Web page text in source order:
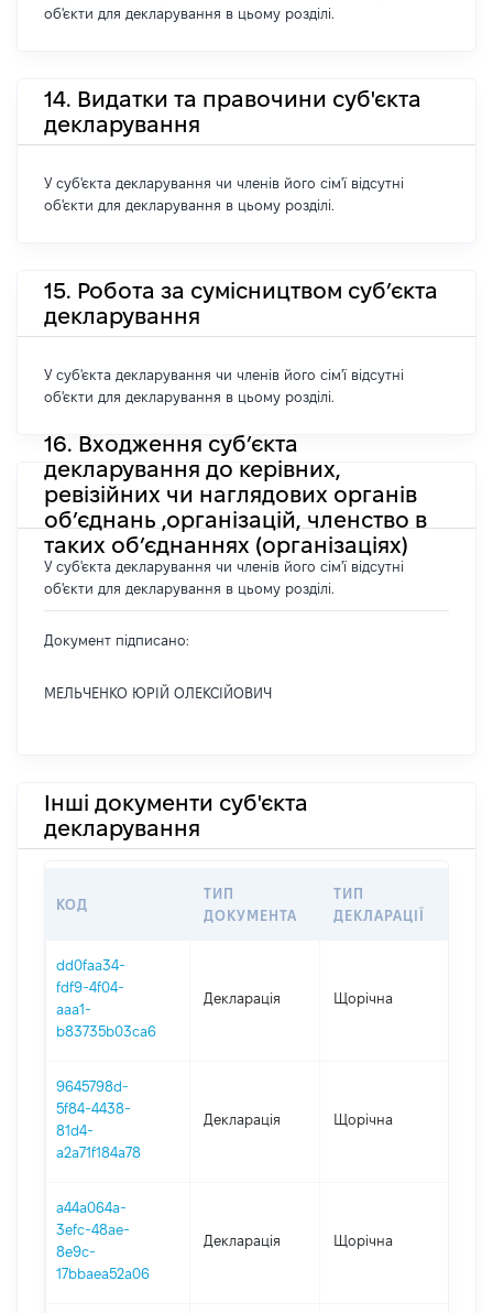
об'єкти для декларування в цьому розділі.
14. Видатки та правочини суб'єкта
декларування
У суб'єкта декларування чи членів його сім'ї відсутні
об'єкти для декларування в цьому розділі.
15. Робота за сумісництвом суб’єкта
декларування
У суб'єкта декларування чи членів його сім'ї відсутні
об'єкти для декларування в цьому розділі.
16. Входження суб’єкта
декларування до керівних,
ревізійних чи наглядових органів
об’єднань ,організацій, членство в
таких об’єднаннях (організаціях)
У суб'єкта декларування чи членів його сім'ї відсутні
об'єкти для декларування в цьому розділі.
Документ підписано:
МЕЛЬЧЕНКО ЮРІЙ ОЛЕКСІЙОВИЧ
Інші документи суб'єкта
декларування
КОД
ТИП
ДОКУМЕНТА
ТИП
ДЕКЛАРАЦІЇ
dd0faa34-
fdf9-4f04-
aaa1-
b83735b03ca6
Декларація Щорічна
9645798d-
5f84-4438-
81d4-
a2a71f184a78
Декларація Щорічна
a44a064a-
3efc-48ae-
8e9c-
17bbaea52a06
Декларація Щорічна